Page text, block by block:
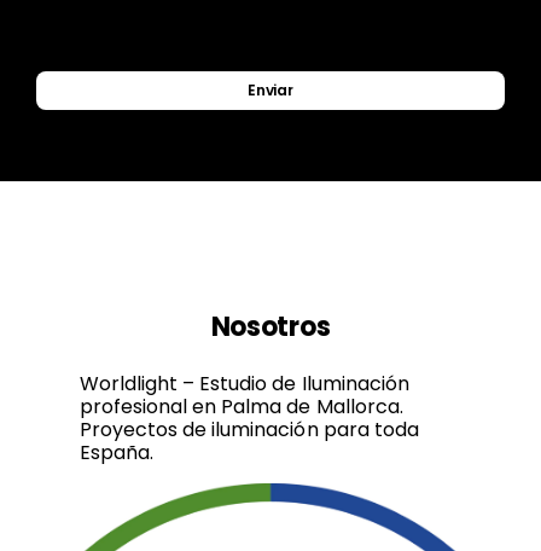
Enviar
Nosotros
Worldlight – Estudio de Iluminación
profesional en Palma de Mallorca.
Proyectos de iluminación para toda
España.